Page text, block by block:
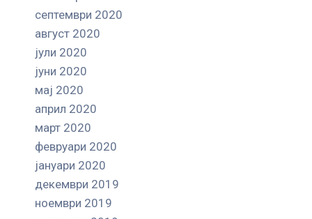
септември 2020
август 2020
јули 2020
јуни 2020
мај 2020
април 2020
март 2020
февруари 2020
јануари 2020
декември 2019
ноември 2019